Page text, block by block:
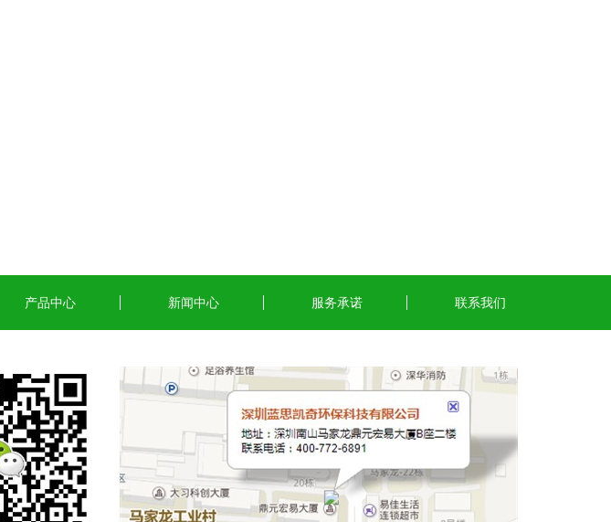
产品中心 新闻中心 服务承诺 联系我们